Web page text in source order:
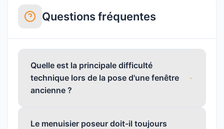
Questions fréquentes
Quelle est la principale difficulté
technique lors de la pose d'une fenêtre
ancienne ?
Le menuisier poseur doit-il toujours